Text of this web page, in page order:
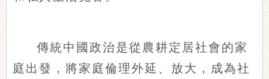
傳統中國政治是從農耕定居社會的家
庭出發，將家庭倫理外延、放大，成為社